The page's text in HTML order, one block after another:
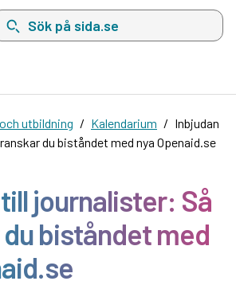
på sida.se, sökförslag kommer att visas
utbildning Kalendarium
Inbjudan
du biståndet med nya Openaid.se
journalister: Så
biståndet med